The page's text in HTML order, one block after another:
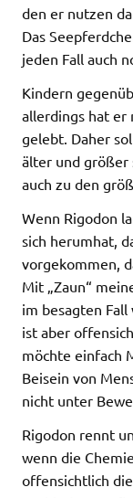
den er nutzen
Das
jeden Fall auch
Kindern
allerdings hat er
gelebt. Daher
älter und größer
auch zu den
Wenn Rigodon
sich herumhat,
vorgekommen,
Mit „Zaun“
im besagten Fall
ist aber
möchte einfach
Beisein von
nicht unter
Rigodon rennt
wenn die
offensichtlich